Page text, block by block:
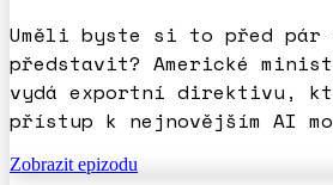
Uměli byste si to před pár
představit? Americké
vydá exportní direktivu,
přístup k nejnovějším AI
Zobrazit epizodu